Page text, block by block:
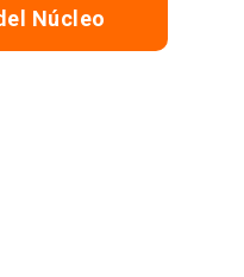
Núcleo